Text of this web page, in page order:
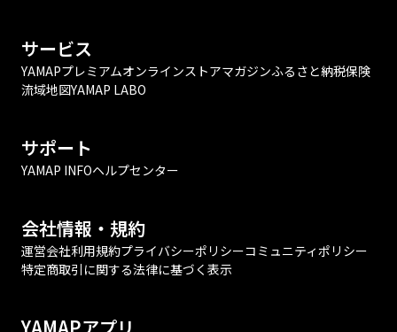
サービス
YAMAPプレミアムオンラインストアマガジンふるさと納税保険
流域地図YAMAP LABO
サポート
YAMAP INFOヘルプセンター
会社情報・規約
運営会社利用規約プライバシーポリシーコミュニティポリシー
特定商取引に関する法律に基づく表示